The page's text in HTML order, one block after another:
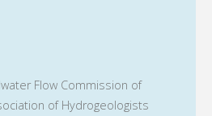
Flow Commission of
of Hydrogeologists